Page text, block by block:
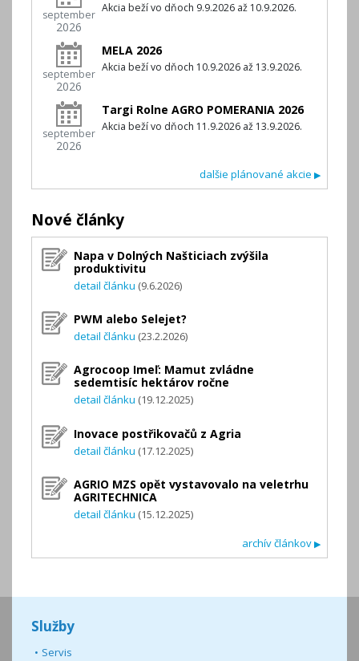
september
2026
Akcia beží vo dňoch 9.9.2026 až 10.9.2026.
september
2026
MELA 2026
Akcia beží vo dňoch 10.9.2026 až 13.9.2026.
september
2026
Targi Rolne AGRO POMERANIA 2026
Akcia beží vo dňoch 11.9.2026 až 13.9.2026.
dalšie plánované akcie ▶
Nové články
Napa v Dolných Našticiach zvýšila
produktivitu
detail článku (9.6.2026)
PWM alebo Selejet?
detail článku (23.2.2026)
Agrocoop Imeľ: Mamut zvládne
sedemtisíc hektárov ročne
detail článku (19.12.2025)
Inovace postřikovačů z Agria
detail článku (17.12.2025)
AGRIO MZS opět vystavovalo na veletrhu
AGRITECHNICA
detail článku (15.12.2025)
archív článkov ▶
Služby
Servis